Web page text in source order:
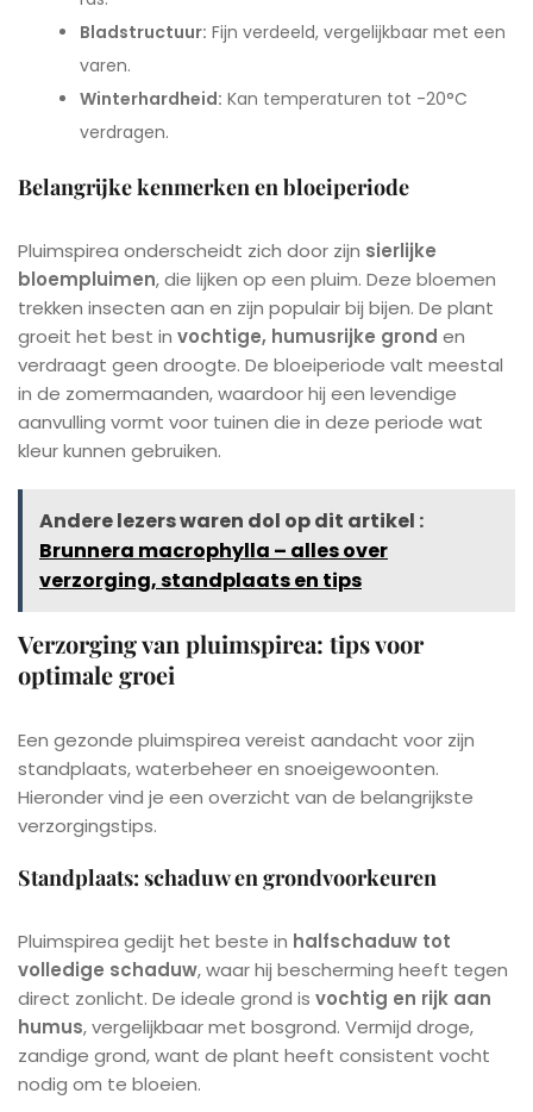
Bladstructuur: Fijn verdeeld, vergelijkbaar met een
varen.
Winterhardheid: Kan temperaturen tot -20°C
verdragen.
Belangrijke kenmerken en bloeiperiode
Pluimspirea onderscheidt zich door zijn sierlijke
bloempluimen, die lijken op een pluim. Deze bloemen
trekken insecten aan en zijn populair bij bijen. De plant
groeit het best in vochtige, humusrijke grond en
verdraagt geen droogte. De bloeiperiode valt meestal
in de zomermaanden, waardoor hij een levendige
aanvulling vormt voor tuinen die in deze periode wat
kleur kunnen gebruiken.
Andere lezers waren dol op dit artikel :
Brunnera macrophylla – alles over
verzorging, standplaats en tips
Verzorging van pluimspirea: tips voor
optimale groei
Een gezonde pluimspirea vereist aandacht voor zijn
standplaats, waterbeheer en snoeigewoonten.
Hieronder vind je een overzicht van de belangrijkste
verzorgingstips.
Standplaats: schaduw en grondvoorkeuren
Pluimspirea gedijt het beste in halfschaduw tot
volledige schaduw, waar hij bescherming heeft tegen
direct zonlicht. De ideale grond is vochtig en rijk aan
humus, vergelijkbaar met bosgrond. Vermijd droge,
zandige grond, want de plant heeft consistent vocht
nodig om te bloeien.